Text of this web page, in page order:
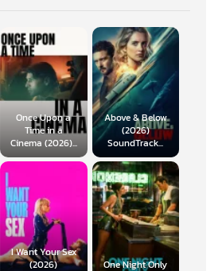
Once Upon a
Time in a
Cinema (2026)...
Above & Below
(2026)
SoundTrack...
I Want Your Sex
(2026)
One Night Only